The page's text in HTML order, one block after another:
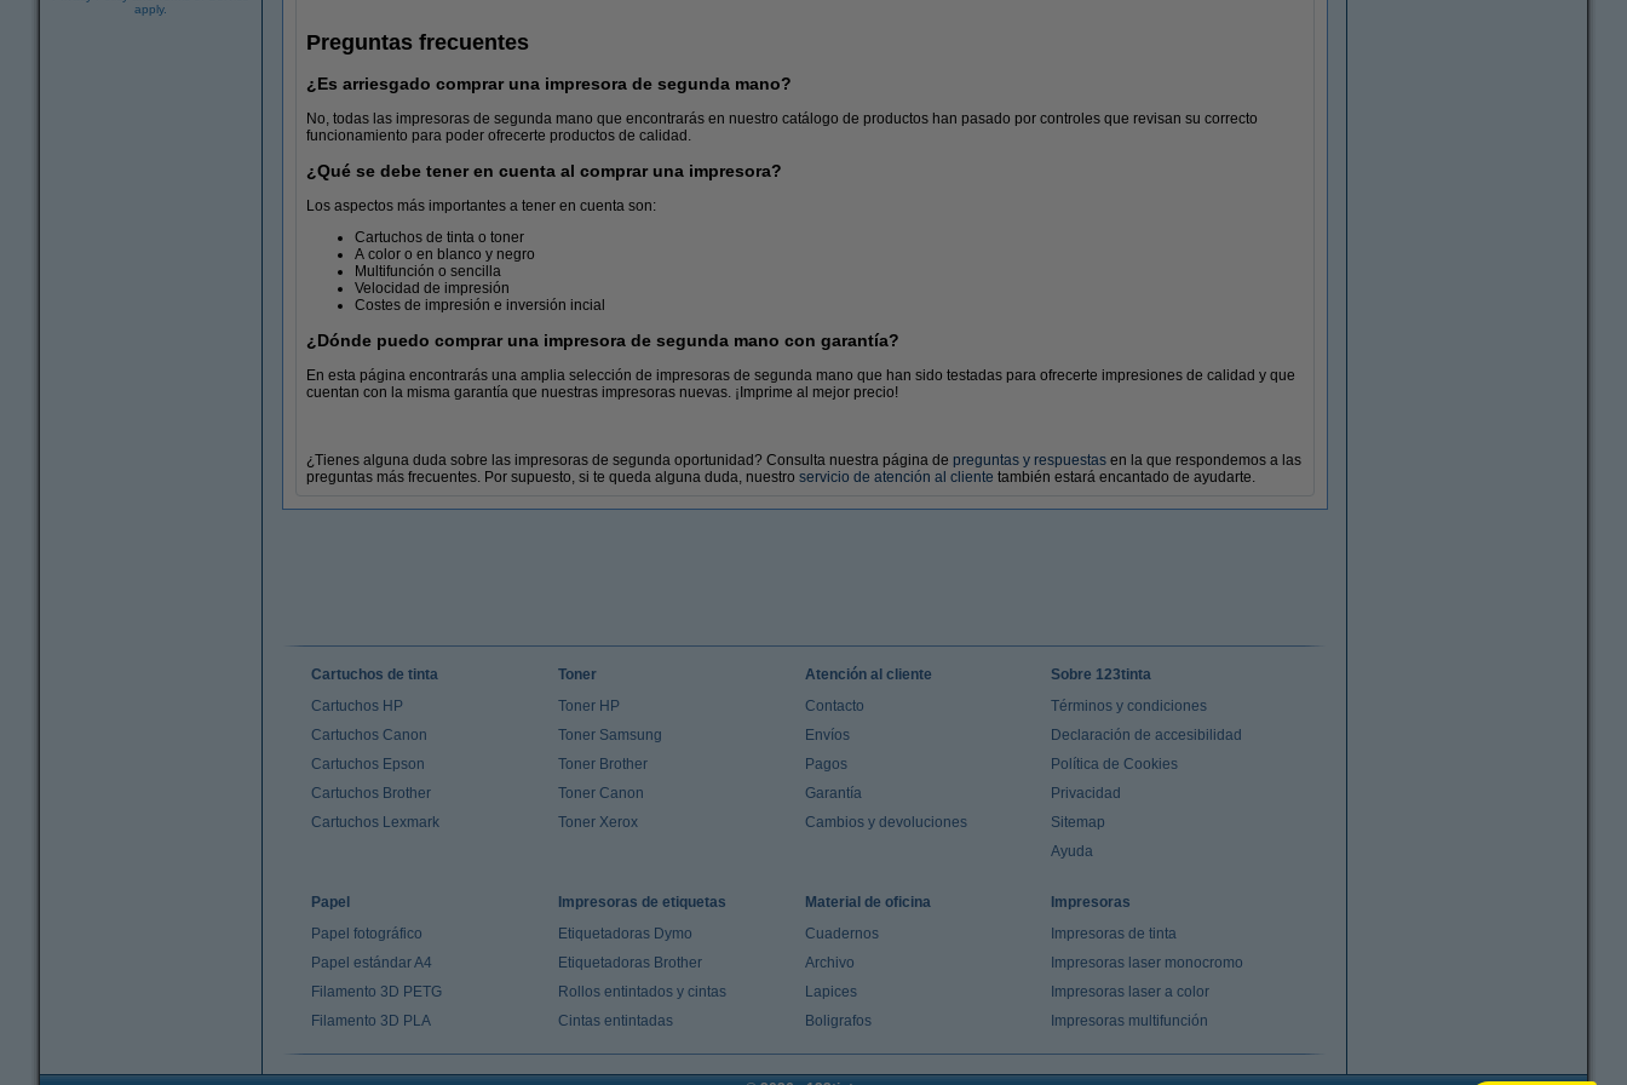
apply.
Cartuchos de tinta
Preguntas frecuentes
¿Es arriesgado comprar una impresora de segunda mano?
No, todas las impresoras de segunda mano que encontrarás en nuestro catálogo de productos han pasado por controles que revisan su correcto
funcionamiento para poder ofrecerte productos de calidad.
¿Qué se debe tener en cuenta al comprar una impresora?
Los aspectos más importantes a tener en cuenta son:
Cartuchos de tinta o toner
A color o en blanco y negro
Multifunción o sencilla
Velocidad de impresión
Costes de impresión e inversión incial
¿Dónde puedo comprar una impresora de segunda mano con garantía?
En esta página encontrarás una amplia selección de impresoras de segunda mano que han sido testadas para ofrecerte impresiones de calidad y que
cuentan con la misma garantía que nuestras impresoras nuevas. ¡Imprime al mejor precio!
¿Tienes alguna duda sobre las impresoras de segunda oportunidad? Consulta nuestra página de preguntas y respuestas en la que respondemos a las
preguntas más frecuentes. Por supuesto, si te queda alguna duda, nuestro servicio de atención al cliente también estará encantado de ayudarte.
Cartuchos de tinta
Cartuchos HP
Cartuchos Canon
Cartuchos Epson
Cartuchos Brother
Cartuchos Lexmark
Toner
Toner HP
Toner Samsung
Toner Brother
Toner Canon
Toner Xerox
Atención al cliente
Contacto
Envíos
Pagos
Garantía
Cambios y devoluciones
Sobre 123tinta
Términos y condiciones
Declaración de accesibilidad
Política de Cookies
Privacidad
Sitemap
Ayuda
Papel
Papel fotográfico
Papel estándar A4
Filamento 3D PETG
Filamento 3D PLA
Impresoras de etiquetas
Etiquetadoras Dymo
Etiquetadoras Brother
Rollos entintados y cintas
Cintas entintadas
Material de oficina
Cuadernos
Archivo
Lapices
Boligrafos
Impresoras
Impresoras de tinta
Impresoras laser monocromo
Impresoras laser a color
Impresoras multifunción